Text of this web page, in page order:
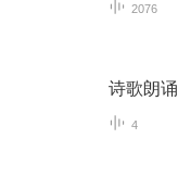
2076
诗歌朗诵
4